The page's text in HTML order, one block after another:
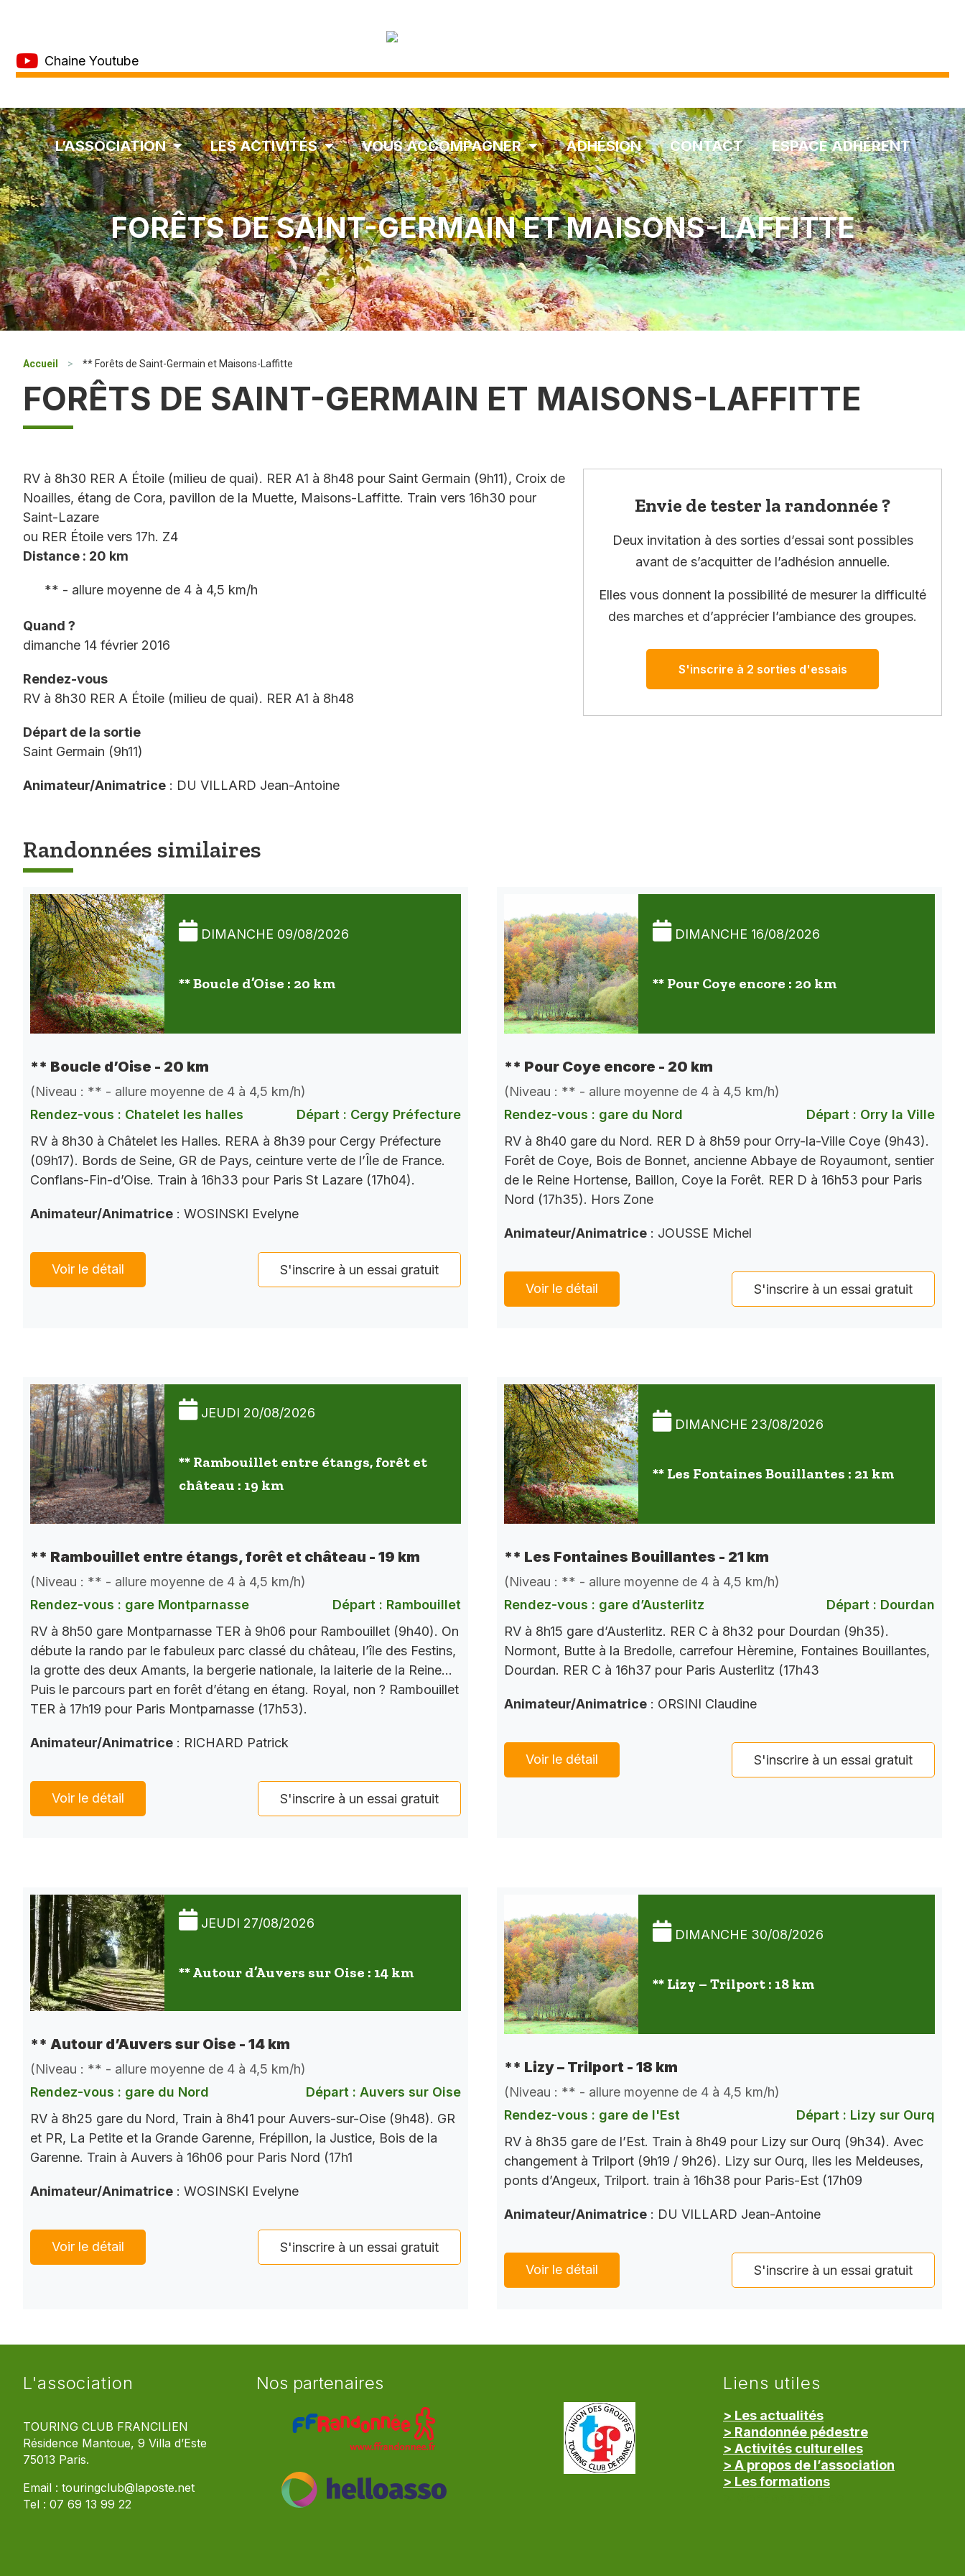
Chaine Youtube
L’ASSOCIATION LES ACTIVITÉS VOUS ACCOMPAGNER ADHÉSION CONTACT ESPACE ADHÉRENT
FORÊTS DE SAINT-GERMAIN ET MAISONS-LAFFITTE
Accueil > ** Forêts de Saint-Germain et Maisons-Laffitte
FORÊTS DE SAINT-GERMAIN ET MAISONS-LAFFITTE
RV à 8h30 RER A Étoile (milieu de quai). RER A1 à 8h48 pour Saint Germain (9h11), Croix de
Noailles, étang de Cora, pavillon de la Muette, Maisons-Laffitte. Train vers 16h30 pour
Saint-Lazare
ou RER Étoile vers 17h. Z4
Distance : 20 km
** - allure moyenne de 4 à 4,5 km/h
Quand ?
dimanche 14 février 2016
Rendez-vous
RV à 8h30 RER A Étoile (milieu de quai). RER A1 à 8h48
Départ de la sortie
Saint Germain (9h11)
Animateur/Animatrice : DU VILLARD Jean-Antoine
Envie de tester la randonnée ?
Deux invitation à des sorties d’essai sont possibles
avant de s’acquitter de l’adhésion annuelle.
Elles vous donnent la possibilité de mesurer la difficulté
des marches et d’apprécier l’ambiance des groupes.
S'inscrire à 2 sorties d'essais
Randonnées similaires
DIMANCHE 09/08/2026
** Boucle d’Oise : 20 km
** Boucle d’Oise - 20 km
(Niveau : ** - allure moyenne de 4 à 4,5 km/h)
Rendez-vous : Chatelet les halles
Départ : Cergy Préfecture
RV à 8h30 à Châtelet les Halles. RERA à 8h39 pour Cergy Préfecture
(09h17). Bords de Seine, GR de Pays, ceinture verte de l’Île de France.
Conflans-Fin-d’Oise. Train à 16h33 pour Paris St Lazare (17h04).
Animateur/Animatrice : WOSINSKI Evelyne
Voir le détail S'inscrire à un essai gratuit
DIMANCHE 16/08/2026
** Pour Coye encore : 20 km
** Pour Coye encore - 20 km
(Niveau : ** - allure moyenne de 4 à 4,5 km/h)
Rendez-vous : gare du Nord
Départ : Orry la Ville
RV à 8h40 gare du Nord. RER D à 8h59 pour Orry-la-Ville Coye (9h43).
Forêt de Coye, Bois de Bonnet, ancienne Abbaye de Royaumont, sentier
de le Reine Hortense, Baillon, Coye la Forêt. RER D à 16h53 pour Paris
Nord (17h35). Hors Zone
Animateur/Animatrice : JOUSSE Michel
Voir le détail S'inscrire à un essai gratuit
JEUDI 20/08/2026
** Rambouillet entre étangs, forêt et
château : 19 km
** Rambouillet entre étangs, forêt et château - 19 km
(Niveau : ** - allure moyenne de 4 à 4,5 km/h)
Rendez-vous : gare Montparnasse
Départ : Rambouillet
RV à 8h50 gare Montparnasse TER à 9h06 pour Rambouillet (9h40). On
débute la rando par le fabuleux parc classé du château, l’île des Festins,
la grotte des deux Amants, la bergerie nationale, la laiterie de la Reine…
Puis le parcours part en forêt d’étang en étang. Royal, non ? Rambouillet
TER à 17h19 pour Paris Montparnasse (17h53).
Animateur/Animatrice : RICHARD Patrick
Voir le détail S'inscrire à un essai gratuit
DIMANCHE 23/08/2026
** Les Fontaines Bouillantes : 21 km
** Les Fontaines Bouillantes - 21 km
(Niveau : ** - allure moyenne de 4 à 4,5 km/h)
Rendez-vous : gare d’Austerlitz
Départ : Dourdan
RV à 8h15 gare d’Austerlitz. RER C à 8h32 pour Dourdan (9h35).
Normont, Butte à la Bredolle, carrefour Hèremine, Fontaines Bouillantes,
Dourdan. RER C à 16h37 pour Paris Austerlitz (17h43
Animateur/Animatrice : ORSINI Claudine
Voir le détail S'inscrire à un essai gratuit
JEUDI 27/08/2026
** Autour d’Auvers sur Oise : 14 km
** Autour d’Auvers sur Oise - 14 km
(Niveau : ** - allure moyenne de 4 à 4,5 km/h)
Rendez-vous : gare du Nord
Départ : Auvers sur Oise
RV à 8h25 gare du Nord, Train à 8h41 pour Auvers-sur-Oise (9h48). GR
et PR, La Petite et la Grande Garenne, Frépillon, la Justice, Bois de la
Garenne. Train à Auvers à 16h06 pour Paris Nord (17h1
Animateur/Animatrice : WOSINSKI Evelyne
Voir le détail S'inscrire à un essai gratuit
DIMANCHE 30/08/2026
** Lizy – Trilport : 18 km
** Lizy – Trilport - 18 km
(Niveau : ** - allure moyenne de 4 à 4,5 km/h)
Rendez-vous : gare de l'Est
Départ : Lizy sur Ourq
RV à 8h35 gare de l’Est. Train à 8h49 pour Lizy sur Ourq (9h34). Avec
changement à Trilport (9h19 / 9h26). Lizy sur Ourq, Iles les Meldeuses,
ponts d’Angeux, Trilport. train à 16h38 pour Paris-Est (17h09
Animateur/Animatrice : DU VILLARD Jean-Antoine
Voir le détail S'inscrire à un essai gratuit
L'association
TOURING CLUB FRANCILIEN
Résidence Mantoue, 9 Villa d’Este
75013 Paris.
Email : touringclub@laposte.net
Tel : 07 69 13 99 22
Nos partenaires Liens utiles
> Les actualités
> Randonnée pédestre
> Activités culturelles
> A propos de l’association
> Les formations